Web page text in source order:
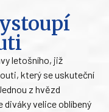
letošního, již
který se uskuteční
z hvězd
velice oblíbený